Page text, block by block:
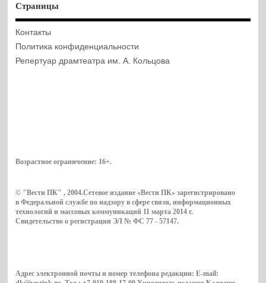
Страницы
Контакты
Политика конфиденциальности
Репертуар драмтеатра им. А. Кольцова
Возрастное ограничение: 16+.
© "Вести ПК" , 2004.Сетевое издание «Вести ПК» зарегистрировано
в Федеральной службе по надзору в сфере связи, информационных
технологий и массовых коммуникаций 11 марта 2014 г.
Свидетельство о регистрации ЭЛ № ФС 77 - 57147.
Адрес электронной почты и номер телефона редакции: E-mail: